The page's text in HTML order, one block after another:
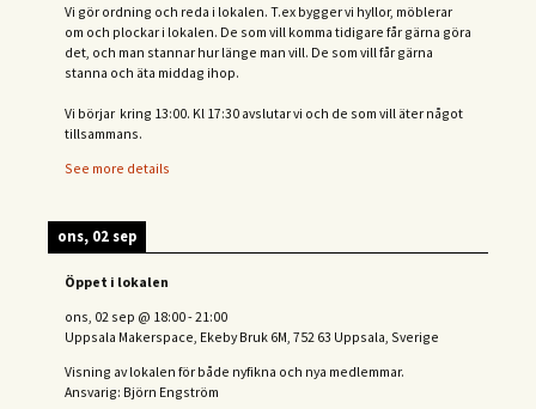
Vi gör ordning och reda i lokalen. T.ex bygger vi hyllor, möblerar
om och plockar i lokalen. De som vill komma tidigare får gärna göra
det, och man stannar hur länge man vill. De som vill får gärna
stanna och äta middag ihop.
Vi börjar kring 13:00. Kl 17:30 avslutar vi och de som vill äter något
tillsammans.
See more details
ons, 02 sep
Öppet i lokalen
ons, 02 sep @ 18:00-21:00
Uppsala Makerspace, Ekeby Bruk 6M, 752 63 Uppsala, Sverige
Visning av lokalen för både nyfikna och nya medlemmar.
Ansvarig: Björn Engström